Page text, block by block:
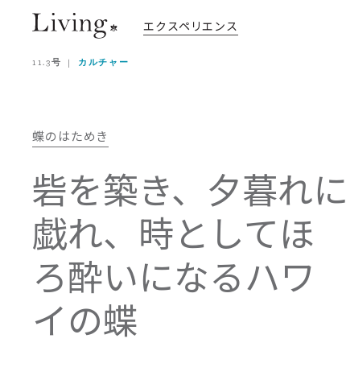
エクスペリエンス
11.3号 カルチャー
蝶のはためき
砦を築き、夕暮れに
戯れ、時としてほ
ろ酔いになるハワ
イの蝶